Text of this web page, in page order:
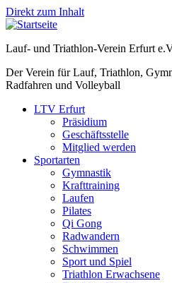
Direkt zum Inhalt
Lauf- und Triathlon-Verein Erfurt
Der Verein für Lauf, Triathlon,
Radfahren und Volleyball
LTV Erfurt
Präsidium
Geschäftsstelle
Mitglied werden
Sportarten
Gymnastik
Krafttraining
Laufen
Pilates
Qi Gong
Radwandern
Schwimmen
Sport und Spiel
Triathlon Erwachsene